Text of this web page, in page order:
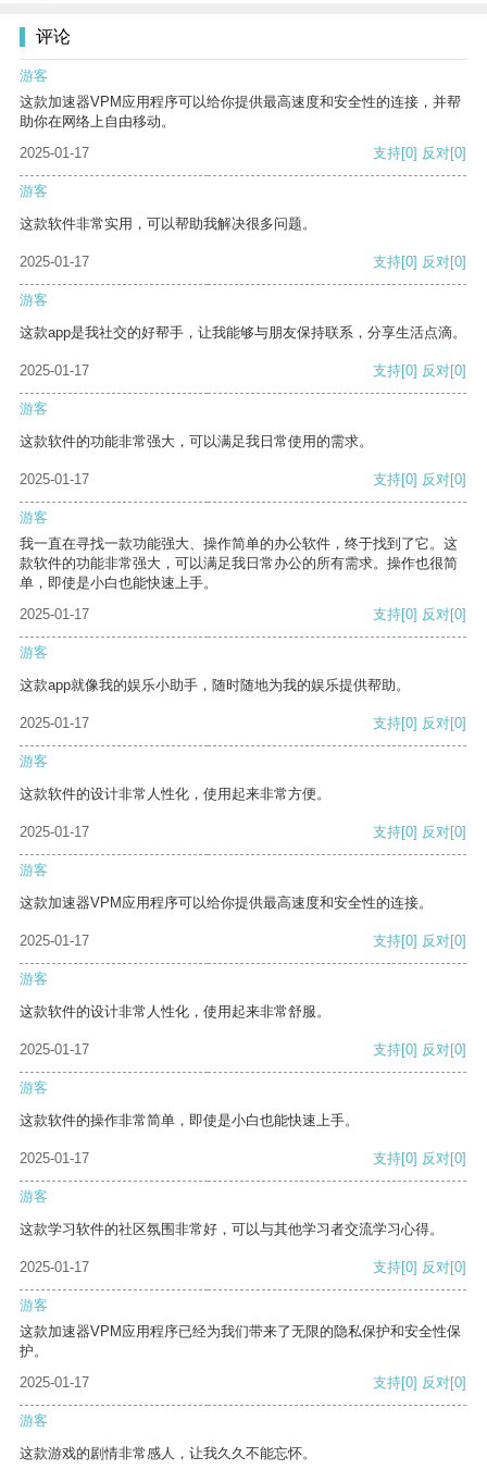
评论
游客
这款加速器VPM应用程序可以给你提供最高速度和安全性的连接，并帮
助你在网络上自由移动。
2025-01-17
支持[0] 反对[0]
游客
这款软件非常实用，可以帮助我解决很多问题。
2025-01-17 支持[0] 反对[0]
游客
这款app是我社交的好帮手，让我能够与朋友保持联系，分享生活点滴。
2025-01-17 支持[0] 反对[0]
游客
这款软件的功能非常强大，可以满足我日常使用的需求。
2025-01-17 支持[0] 反对[0]
游客
我一直在寻找一款功能强大、操作简单的办公软件，终于找到了它。这
款软件的功能非常强大，可以满足我日常办公的所有需求。操作也很简
单，即使是小白也能快速上手。
2025-01-17
支持[0] 反对[0]
游客
这款app就像我的娱乐小助手，随时随地为我的娱乐提供帮助。
2025-01-17 支持[0] 反对[0]
游客
这款软件的设计非常人性化，使用起来非常方便。
2025-01-17 支持[0] 反对[0]
游客
这款加速器VPM应用程序可以给你提供最高速度和安全性的连接。
2025-01-17 支持[0] 反对[0]
游客
这款软件的设计非常人性化，使用起来非常舒服。
2025-01-17 支持[0] 反对[0]
游客
这款软件的操作非常简单，即使是小白也能快速上手。
2025-01-17 支持[0] 反对[0]
游客
这款学习软件的社区氛围非常好，可以与其他学习者交流学习心得。
2025-01-17 支持[0] 反对[0]
游客
这款加速器VPM应用程序已经为我们带来了无限的隐私保护和安全性保
护。
2025-01-17
支持[0] 反对[0]
游客
这款游戏的剧情非常感人，让我久久不能忘怀。